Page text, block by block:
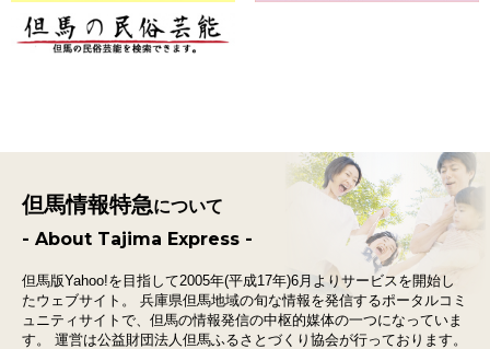
但馬情報特急について
- About Tajima Express -
但馬版Yahoo!を目指して2005年(平成17年)6月よりサービスを開始し
たウェブサイト。
兵庫県但馬地域の旬な情報を発信するポータルコミ
ュニティサイトで、 但馬の情報発信の中枢的媒体の一つになっていま
す。
運営は公益財団法人但馬ふるさとづくり協会が行っております。